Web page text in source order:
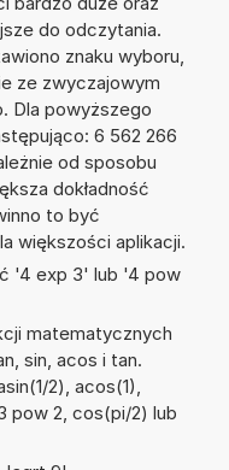
do odczytania.
znaku wyboru,
ze zwyczajowym
Dla powyższego
6 562 266
od sposobu
dokładność
to być
większości aplikacji.
'4 exp 3' lub '4 pow
matematycznych
sin, acos i tan.
2), acos(1),
pow 2, cos(pi/2) lub